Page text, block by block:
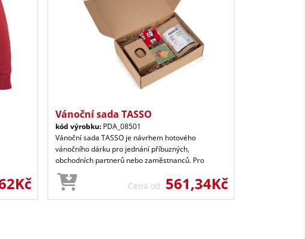
Vánoční sada TASSO
kód výrobku: PDA_08501
Vánoční sada TASSO je návrhem hotového
vánočního dárku pro jednání příbuzných,
obchodních partnerů nebo zaměstnanců. Pro
Cena od 561,34Kč